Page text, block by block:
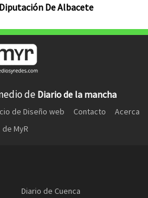
De Albacete
de Diario de la mancha
de Diseño web Contacto
Acerca
de MyR
Diario de Cuenca